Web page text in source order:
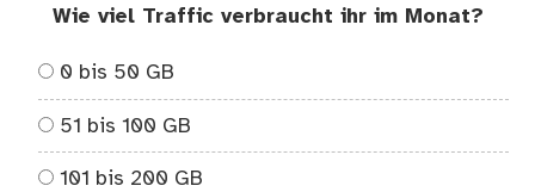
Wie viel Traffic verbraucht ihr im Monat?
0 bis 50 GB
51 bis 100 GB
101 bis 200 GB